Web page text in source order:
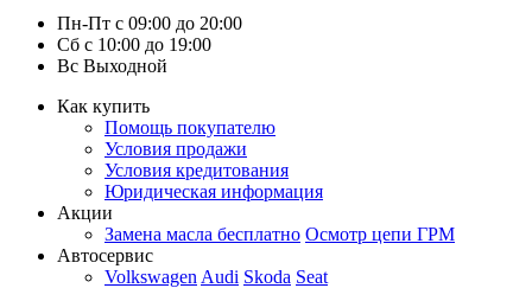
Пн-Пт с 09:00 до 20:00
Сб с 10:00 до 19:00
Вс Выходной
Как купить
Помощь покупателю
Условия продажи
Условия кредитования
Юридическая информация
Акции
Замена масла бесплатно Осмотр цепи ГРМ
Автосервис
Volkswagen Audi Skoda Seat